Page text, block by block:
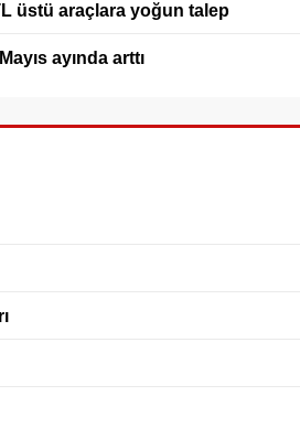
üstü araçlara yoğun talep
ayında arttı